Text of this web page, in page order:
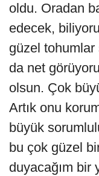
oldu. Oradan
edecek,
güzel
da net
olsun. Çok
Artık onu
büyük
bu çok güzel
duyacağım bir